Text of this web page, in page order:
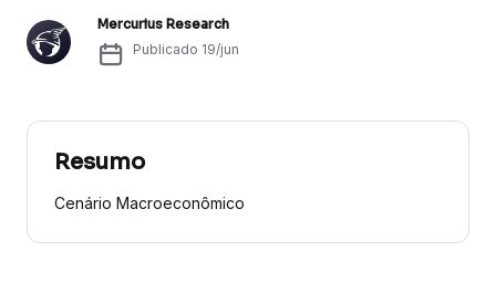
Mercurius Research
Publicado 19/jun
Resumo
Cenário Macroeconômico